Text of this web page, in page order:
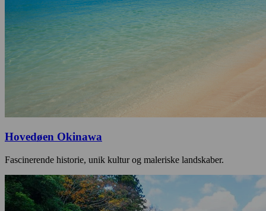
Hovedøen Okinawa
Fascinerende historie, unik kultur og maleriske landskaber.